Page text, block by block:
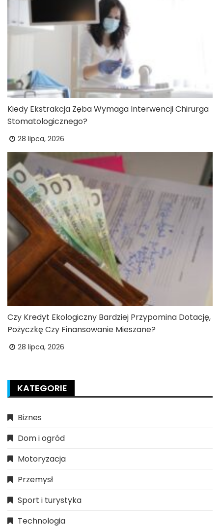
Kiedy Ekstrakcja Zęba Wymaga Interwencji Chirurga
Stomatologicznego?
28 lipca, 2026
Czy Kredyt Ekologiczny Bardziej Przypomina Dotację,
Pożyczkę Czy Finansowanie Mieszane?
28 lipca, 2026
KATEGORIE
Biznes
Dom i ogród
Motoryzacja
Przemysł
Sport i turystyka
Technologia